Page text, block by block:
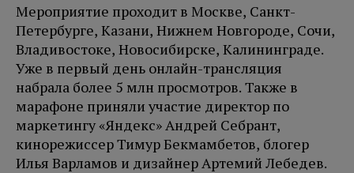
Мероприятие проходит в Москве, Санкт-
Петербурге, Казани, Нижнем Новгороде, Сочи,
Владивостоке, Новосибирске, Калининграде.
Уже в первый день онлайн-трансляция
набрала более 5 млн просмотров. Также в
марафоне приняли участие директор по
маркетингу «Яндекс» Андрей Себрант,
кинорежиссер Тимур Бекмамбетов, блогер
Илья Варламов и дизайнер Артемий Лебедев.